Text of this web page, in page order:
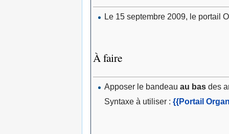
Le 15 septembre 2009, le portail
À faire
Apposer le bandeauau bas des
Syntaxe à utiliser :{{Portail